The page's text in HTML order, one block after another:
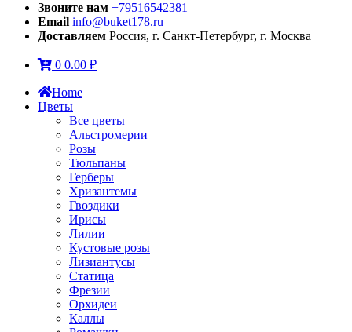
Звоните нам +79516542381
Email info@buket178.ru
Доставляем Россия, г. Санкт-Петербург, г. Москва
0 0.00 ₽
Home
Цветы
Все цветы
Альстромерии
Розы
Тюльпаны
Герберы
Хризантемы
Гвоздики
Ирисы
Лилии
Кустовые розы
Лизиантусы
Статица
Фрезии
Орхидеи
Каллы